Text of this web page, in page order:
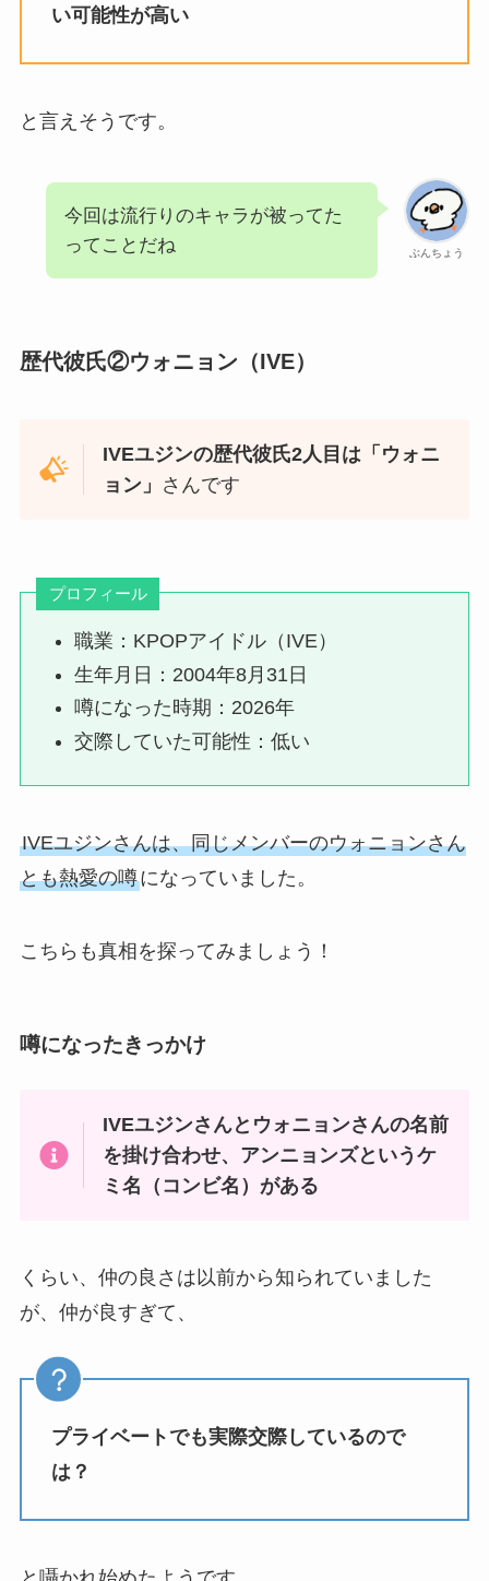
い可能性が高い
と言えそうです。
ぶんちょう
今回は流行りのキャラが被ってた
ってことだね
歴代彼氏②ウォニョン（IVE）
IVEユジンの歴代彼氏2人目は「ウォニ
ョン」 さんです
プロフィール
職業：KPOPアイドル（IVE）
生年月日：2004年8月31日
噂になった時期：2026年
交際していた可能性：低い
IVEユジンさんは、同じメンバーのウォニョンさん
とも熱愛の噂になっていました。
こちらも真相を探ってみましょう！
噂になったきっかけ
IVEユジンさんとウォニョンさんの名前
を掛け合わせ、アンニョンズというケ
ミ名（コンビ名）がある
くらい、仲の良さは以前から知られていました
が、仲が良すぎて、
プライベートでも実際交際しているので
は？